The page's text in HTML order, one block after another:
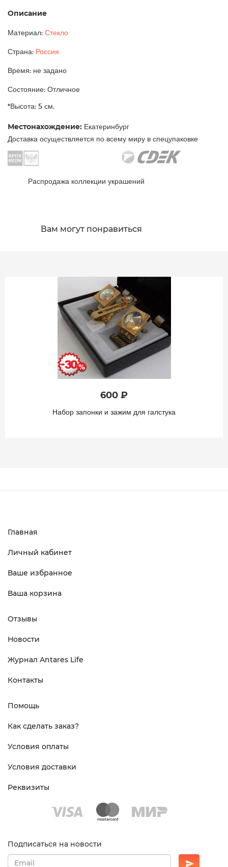
Описание
Материал: Стекло
Страна: Россия
Время: не задано
Состояние: Отличное
*Высота: 5 см.
Местонахождение: Екатеринбург
Доставка осуществляется по всему миру в спецупаковке
Распродажа коллекции украшений
Вам могут понравиться
600 ₽
Набор запонки и зажим для галстука
Главная
Личный кабинет
Ваше избранное
Ваша корзина
Отзывы
Новости
Журнал Antares Life
Контакты
Помощь
Как сделать заказ?
Условия оплаты
Условия доставки
Реквизиты
Подписаться на новости